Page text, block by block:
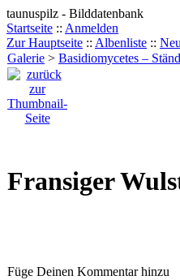
taunuspilz - Bilddatenbank
Startseite :: Anmelden
Zur Hauptseite :: Albenliste ::
Galerie > Basidiomycetes –
Fransiger
Füge Deinen Kommentar hinzu